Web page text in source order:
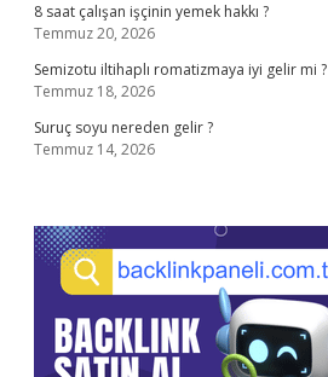
8 saat çalışan işçinin yemek hakkı ?
Temmuz 20, 2026
Semizotu iltihaplı romatizmaya iyi gelir mi ?
Temmuz 18, 2026
Suruç soyu nereden gelir ?
Temmuz 14, 2026